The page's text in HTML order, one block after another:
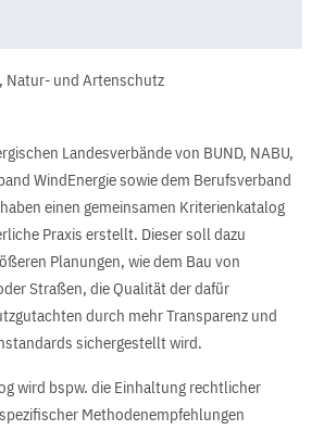
Natur- und Artenschutz
Landesverbände von BUND, NABU,
WindEnergie sowie dem Berufsverband
einen gemeinsamen Kriterienkatalog
Praxis erstellt. Dieser soll dazu
Planungen, wie dem Bau von
Straßen, die Qualität der dafür
durch mehr Transparenz und
sichergestellt wird.
wird bspw. die Einhaltung rechtlicher
Methodenempfehlungen